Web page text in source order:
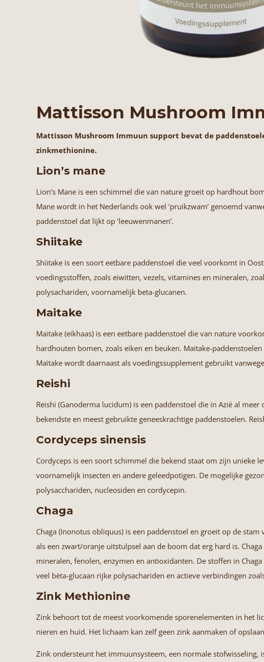
Mattisson Mushroom
Mattisson Mushroom Immuun support bevat de
zinkmethionine.
Lion’s mane
Lion’s Mane is een schimmel die van nature groeit op hardhout
Mane wordt in het Nederlands ook wel ‘pruikzwam’ genoemd
paddenstoel dat lijkt op ‘leeuwenmanen’.
Shiitake
Shiitake is een soort eetbare paddenstoel die veel voorkomt in
voedingsstoffen, zoals eiwitten, vezels, vitamines en mineralen,
polysachariden, voornamelijk beta-glucanen.
Maitake
Maitake (eikhaas) is een eetbare paddenstoel die van nature
hardhouten bomen, zoals eiken en beuken. Maitake-
Maitake wordt daarnaast als voedingssupplement gebruikt
Reishi
Reishi (Ganoderma lucidum) is een paddenstoel die in Azië al
bekendste en meest gebruikte geneeskrachtige paddenstoelen.
Cordyceps sinensis
Cordyceps is een soort schimmel die bekend staat om zijn unieke
voornamelijk insecten en andere geleedpotigen. De mogelijke
polysacchariden, nucleosiden en cordycepin.
Chaga
Chaga (Inonotus obliquus) is een paddenstoel en groeit op de
als een zwart/oranje uitstulpsel aan de boom dat erg hard is.
mineralen, fenolen, enzymen en antioxidanten. De stoffen in
veel bèta-glucaan rijke polysachariden en actieve verbindingen
Zink Methionine
Zink behoort tot de meest voorkomende sporenelementen in het
nieren en huid. Het lichaam kan zelf geen zink aanmaken of
Zink ondersteunt het immuunsysteem, een normale stofwisseling,